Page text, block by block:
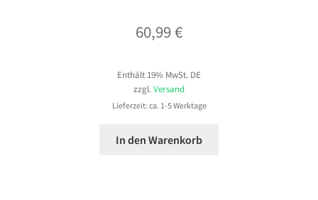
60,99€
Enthält 19% MwSt. DE
zzgl. Versand
Lieferzeit: ca. 1-5 Werktage
In den Warenkorb